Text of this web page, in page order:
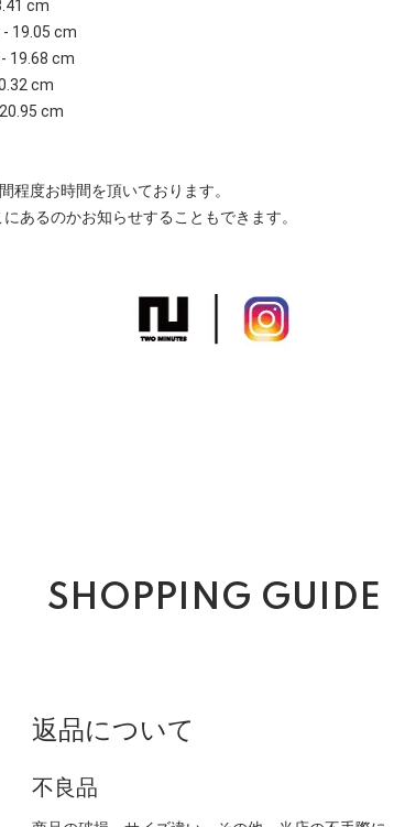
cm
- 19.05 cm
19.68 cm
cm
cm
程度お時間を頂いております。
あるのかお知らせすることもできます。
SHOPPING GUIDE
返品について
不良品